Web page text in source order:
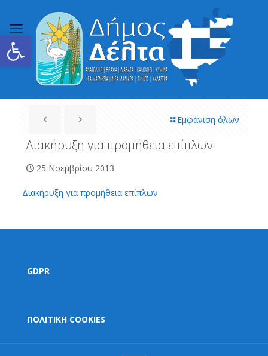
Ανοίξτε τη γραμμή εργαλείων
Εμφάνιση όλων
Διακήρυξη για προμήθεια επίπλων
25 Νοεμβρίου 2013
Διακήρυξη για προμήθεια επίπλων
GDPR
ΠΟΛΙΤΙΚΗ COOKIES